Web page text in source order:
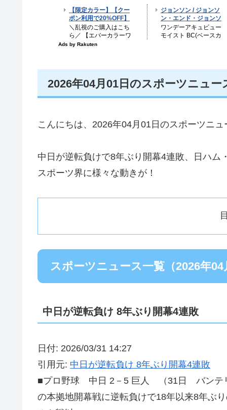
2026年04月01日のスポーツニュ
こんにちは、2026年04月01日のスポーツニ
中日が逆転負けで8年ぶり開幕4連敗、日ハ
スポーツ界に様々な動きが！
スポーツニュース一覧（2026年04
中日が逆転負け 8年ぶり開幕4連敗
日付: 2026/03/31 14:27
引用元: 中日が逆転負け 8年ぶり開幕4連敗
■プロ野球 中日 2－5 巨人 （31日 バンテ
の本拠地開幕戦に逆転負けで18年以来8年ぶ